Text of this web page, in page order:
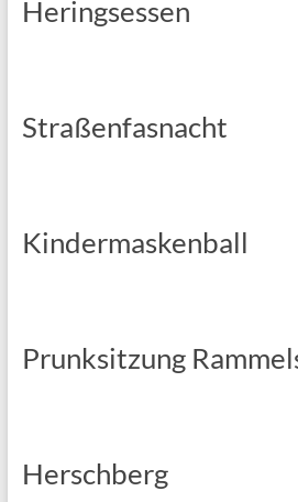
Heringsessen
Straßenfasnacht
Kindermaskenball
Prunksitzung
Herschberg